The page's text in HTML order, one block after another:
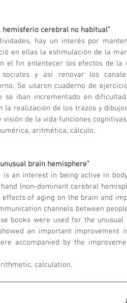
hemisferio cerebral no habitual”
hay un interés por
en ellas la estimulación de la
el fin enlentecer los efectos de la
y así renovar los
Se usaron cuaderno de
iban incrementado en
realización de los trazos y
de la vida funciones
aritmética, cálculo.
brain hemisphere"
(non-dominant cerebral
of aging on the brain and
channels between
books were used for the unusual
an important improvement
accompanied by the
calculation.